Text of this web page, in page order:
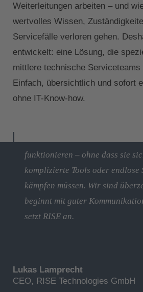
Weiterleitungen arbeiten – und
wertvolles Wissen,
Servicefälle verloren gehen.
entwickelt: eine Lösung, die
mittlere technische Serviceteams
Einfach, übersichtlich und sofort
ohne IT-Know-how.
funktionieren – ohne dass sie
komplizierte Tools oder endlose
kämpfen müssen. Wir sind
beginnt mit guter
setzt RISE an.
Lukas Lamprecht
CEO, RISE Technologies GmbH